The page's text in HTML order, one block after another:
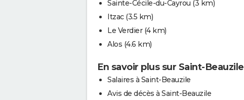
Sainte-Cécile-du-Cayrou (3 km)
Itzac (3.5 km)
Le Verdier (4 km)
Alos (4.6 km)
En savoir plus sur Saint-Beauzile
Salaires à Saint-Beauzile
Avis de décès à Saint-Beauzile